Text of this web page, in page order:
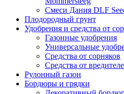
Смеси Дания DLF
Плодородный грунт
Удобрения и средства от
Газонные удобрения
Универсальные
Средства от сорняков
Средства от
Рулонный газон
Бордюры и грядки